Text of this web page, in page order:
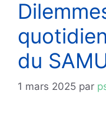
du
1 mars 2025 par